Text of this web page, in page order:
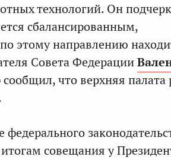
технологий. Он
сбалансированным,
этому направлению
Совета Федерации
что верхняя палата
совещания у